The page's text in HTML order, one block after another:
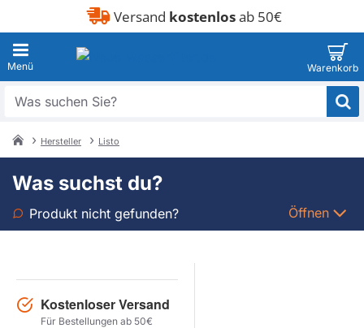
Versand kostenlosab 50€
Was
Sie?
Hersteller Listo
Was suchst du?
Produkt nicht gefunden? Öffnen
Kostenloser Versand
Für Bestellungen ab 50€